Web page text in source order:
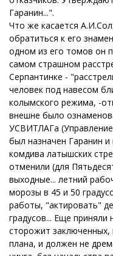
Гаранин...".
Что же касается
обратиться к его
одном из его томов он
самом страшном
Серпантинке -
человек под навесом
колымского режима, -
внешне было
УСВИТЛАГа
был назначен Гаранин
комдива латышских
отменили (для
выходные... летний
морозы в 45 и 50
работы, "актировать"
градусов... Еще
сторожит
плана, и должен не